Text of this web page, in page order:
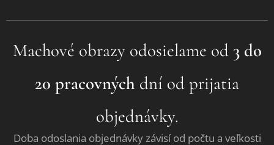
Machové obrazy odosielame od 3 do
20 pracovných dní od prijatia
objednávky.
Doba odoslania objednávky závisí od počtu a veľkosti